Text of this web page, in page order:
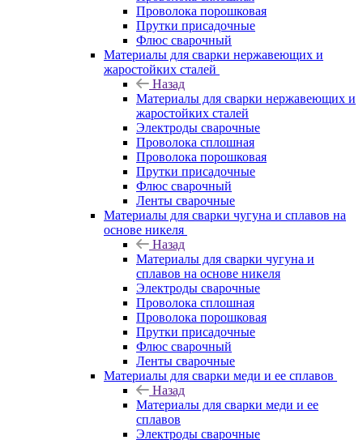
Проволока порошковая
Прутки присадочные
Флюс сварочный
Материалы для сварки нержавеющих и
жаростойких сталей
Назад
Материалы для сварки нержавеющих и
жаростойких сталей
Электроды сварочные
Проволока сплошная
Проволока порошковая
Прутки присадочные
Флюс сварочный
Ленты сварочные
Материалы для сварки чугуна и сплавов на
основе никеля
Назад
Материалы для сварки чугуна и
сплавов на основе никеля
Электроды сварочные
Проволока сплошная
Проволока порошковая
Прутки присадочные
Флюс сварочный
Ленты сварочные
Материалы для сварки меди и ее сплавов
Назад
Материалы для сварки меди и ее
сплавов
Электроды сварочные